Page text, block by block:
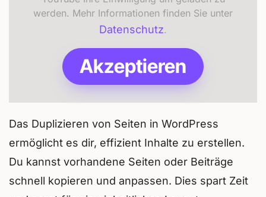
werden. Mehr Informationen finden Sie unter
Datenschutz.
Akzeptieren
Das Duplizieren von Seiten in WordPress
ermöglicht es dir, effizient Inhalte zu erstellen.
Du kannst vorhandene Seiten oder Beiträge
schnell kopieren und anpassen. Dies spart Zeit